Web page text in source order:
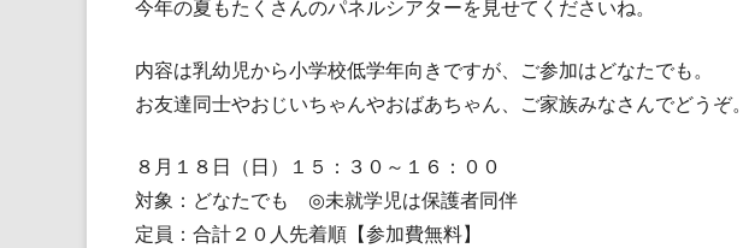
今年の夏もたくさんのパネルシアターを見せてくださいね。
内容は乳幼児から小学校低学年向きですが、ご参加はどなたでも。
お友達同士やおじいちゃんやおばあちゃん、ご家族みなさんでどうぞ。
８月１８日（日）１５：３０～１６：００
対象：どなたでも ◎未就学児は保護者同伴
定員：合計２０人先着順【参加費無料】